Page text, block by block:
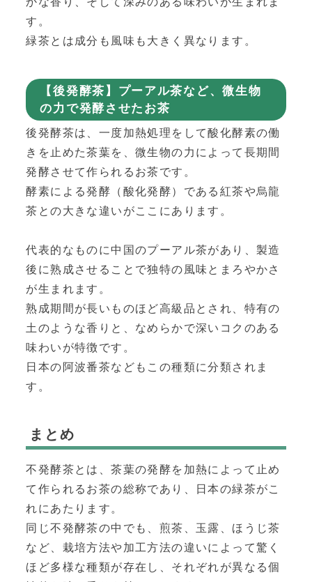
す。
緑茶とは成分も風味も大きく異なります。
【後発酵茶】プーアル茶など、微生物
の力で発酵させたお茶
後発酵茶は、一度加熱処理をして酸化酵素の働
きを止めた茶葉を、微生物の力によって長期間
発酵させて作られるお茶です。
酵素による発酵（酸化発酵）である紅茶や烏龍
茶との大きな違いがここにあります。
代表的なものに中国のプーアル茶があり、製造
後に熟成させることで独特の風味とまろやかさ
が生まれます。
熟成期間が長いものほど高級品とされ、特有の
土のような香りと、なめらかで深いコクのある
味わいが特徴です。
日本の阿波番茶などもこの種類に分類されま
す。
まとめ
不発酵茶とは、茶葉の発酵を加熱によって止め
て作られるお茶の総称であり、日本の緑茶がこ
れにあたります。
同じ不発酵茶の中でも、煎茶、玉露、ほうじ茶
など、栽培方法や加工方法の違いによって驚く
ほど多様な種類が存在し、それぞれが異なる個